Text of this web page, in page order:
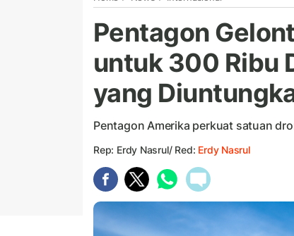
Pentagon
untuk 300 Ribu
yang
Pentagon Amerika perkuat satuan
Rep: Erdy Nasrul/ Red: Erdy Nasrul